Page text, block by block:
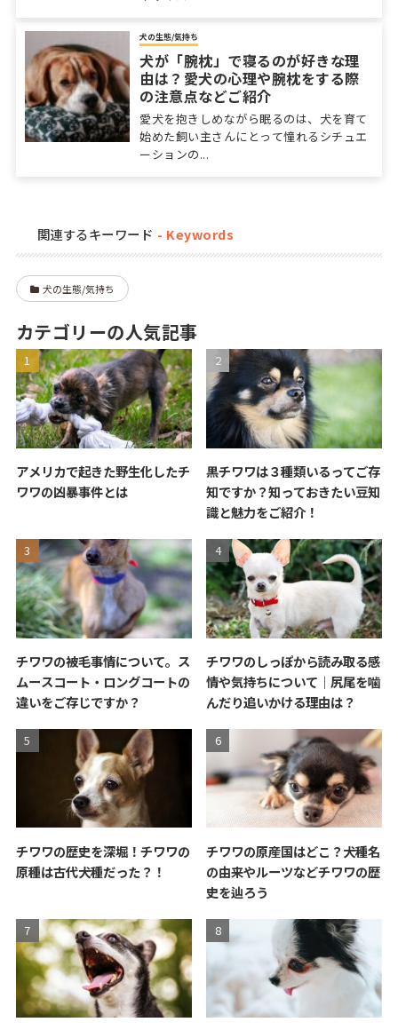
犬の生態/気持ち
犬が「腕枕」で寝るのが好きな理
由は？愛犬の心理や腕枕をする際
の注意点などご紹介
愛犬を抱きしめながら眠るのは、犬を育て
始めた飼い主さんにとって憧れるシチュエ
ーションの...
関連するキーワード
犬の生態/気持ち
カテゴリーの人気記事
アメリカで起きた野生化したチ
ワワの凶暴事件とは
黒チワワは３種類いるってご存
知ですか？知っておきたい豆知
識と魅力をご紹介！
チワワの被毛事情について。ス
ムースコート・ロングコートの
違いをご存じですか？
チワワのしっぽから読み取る感
情や気持ちについて｜尻尾を噛
んだり追いかける理由は？
チワワの歴史を深堀！チワワの
原種は古代犬種だった？！
チワワの原産国はどこ？犬種名
の由来やルーツなどチワワの歴
史を辿ろう